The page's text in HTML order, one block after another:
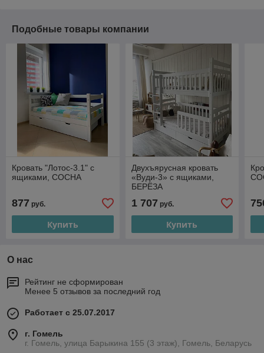
Подобные товары компании
Кровать "Лотос-3.1" с
ящиками, СОСНА
877 руб.
Купить
Двухъярусная кровать
«Вуди-3» с ящиками,
БЕРЁЗА
1 707 руб.
Купить
О нас
Рейтинг не сформирован
Менее 5 отзывов за последний год
Работает с 25.07.2017
г. Гомель
г. Гомель, улица Барыкина 155 (3 этаж), Гомель, Беларусь